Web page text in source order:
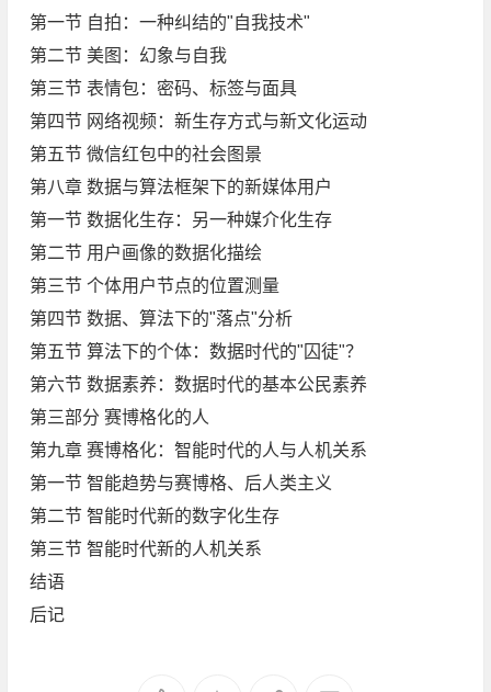
第一节 自拍：一种纠结的"自我技术"
第二节 美图：幻象与自我
第三节 表情包：密码、标签与面具
第四节 网络视频：新生存方式与新文化运动
第五节 微信红包中的社会图景
第八章 数据与算法框架下的新媒体用户
第一节 数据化生存：另一种媒介化生存
第二节 用户画像的数据化描绘
第三节 个体用户节点的位置测量
第四节 数据、算法下的"落点"分析
第五节 算法下的个体：数据时代的"囚徒"？
第六节 数据素养：数据时代的基本公民素养
第三部分 赛博格化的人
第九章 赛博格化：智能时代的人与人机关系
第一节 智能趋势与赛博格、后人类主义
第二节 智能时代新的数字化生存
第三节 智能时代新的人机关系
结语
后记